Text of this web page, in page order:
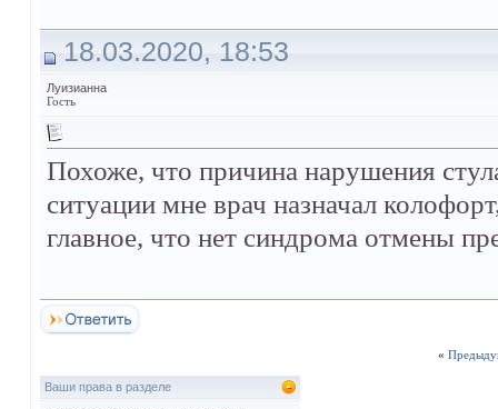
18.03.2020, 18:53
Луизианна
Гость
Похоже, что причина нарушения
ситуации мне врач назначал
главное, что нет синдрома отмены
«
Ваши права в разделе